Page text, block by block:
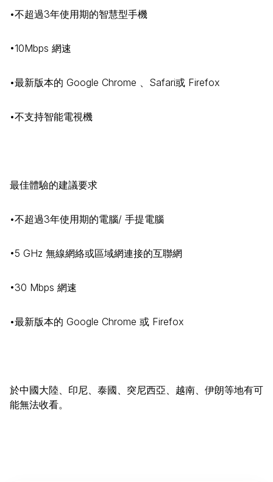
•不超過3年使用期的智慧型手機
•10Mbps 網速
•最新版本的 Google Chrome 、Safari或 Firefox
•不支持智能電視機
最佳體驗的建議要求
•不超過3年使用期的電腦/ 手提電腦
•5 GHz 無線網絡或區域網連接的互聯網
•30 Mbps 網速
•最新版本的 Google Chrome 或 Firefox
於中國大陸、印尼、泰國、突尼西亞、越南、伊朗等地有可
能無法收看。